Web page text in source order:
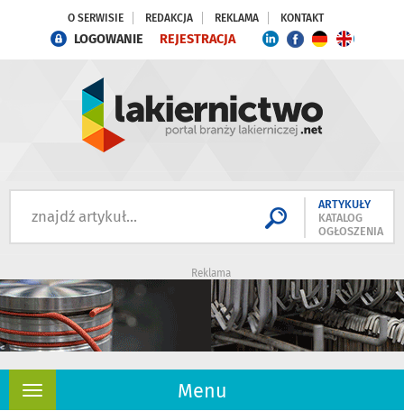
O SERWISIE REDAKCJA REKLAMA KONTAKT
LOGOWANIE REJESTRACJA
ARTYKUŁY
KATALOG
OGŁOSZENIA
Reklama
Menu
Rozwiń